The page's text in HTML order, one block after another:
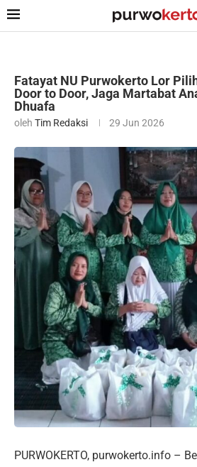
Fatayat NU Purwokerto Lor
Door to Door, Jaga Martabat
Dhuafa
oleh Tim Redaksi 29 Jun 2026
PURWOKERTO, purwokerto.info –